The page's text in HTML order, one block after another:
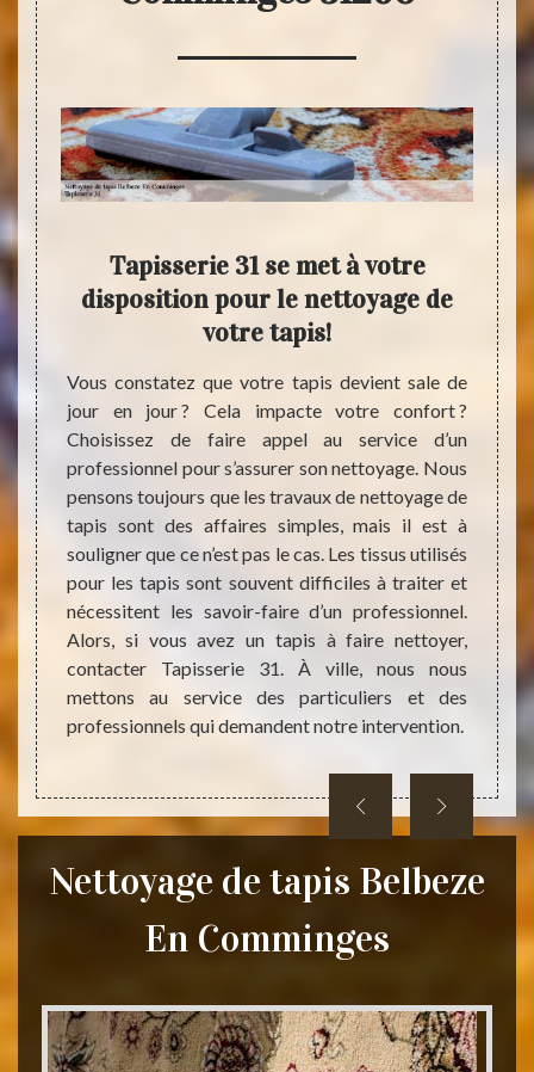
En
la
être
bon
des
vous
à
Tapisserie 31 se met à votre
disposition pour le nettoyage de
votre tapis!
Vous constatez que votre tapis devient sale de
jour en jour ? Cela impacte votre confort ?
Choisissez de faire appel au service d’un
professionnel pour s’assurer son nettoyage. Nous
pensons toujours que les travaux de nettoyage de
tapis sont des affaires simples, mais il est à
souligner que ce n’est pas le cas. Les tissus utilisés
pour les tapis sont souvent difficiles à traiter et
nécessitent les savoir-faire d’un professionnel.
Alors, si vous avez un tapis à faire nettoyer,
contacter Tapisserie 31. À ville, nous nous
mettons au service des particuliers et des
professionnels qui demandent notre intervention.
en
aux
qui,
Nettoyage de tapis Belbeze
En Comminges